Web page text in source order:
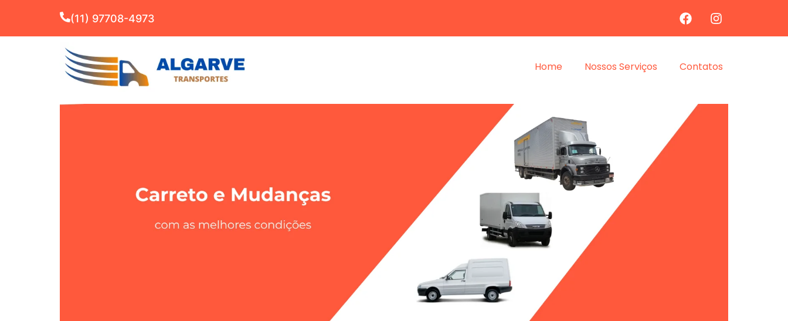
(11) 97708-4973
Home Nossos Serviços Contatos